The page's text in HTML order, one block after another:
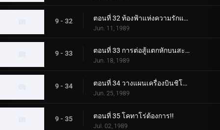
9 - 32 ตอนที่ 32 ท้องฟ้าแห่งความรักและความหวัง
Jun. 11, 1989
9 - 33 ตอนที่ 33 การต่อสู้แตกหักบนสะพานเซโตะอันยิ่งใหญ่
Jun. 18, 1989
9 - 34 ตอนที่ 34 วางแผนเครื่องบินชิโกกุ!!
Jun. 25, 1989
9 - 35 ตอนที่ 35 โคทาโร่ต้องการ!!
Jul. 02, 1989